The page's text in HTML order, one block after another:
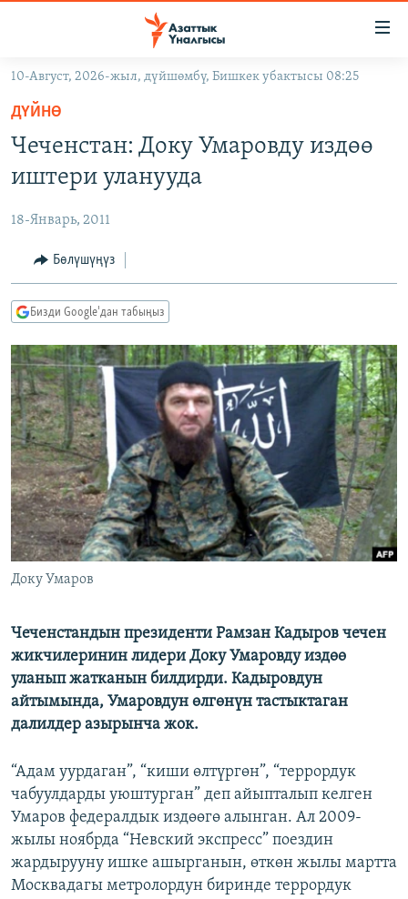
Навигацияга
өтүңүз
Издөөгө
салыңыз
ЖАҢЫЛЫКТАР
ЭКОНОМИКА
МАДАНИЯТ
БОРБОР АЗИЯ
УКРАИНА
АТАЙЫН ИЛИКТӨӨ
ТВ ПРОГРАММАЛАР
ЭКСПЕРТТЕР ТАЛДАЙТ
БИЗ ЖАНА ДҮЙНӨ
ДАНИСТЕ
ЭЖЕ-СИҢДИЛЕР
АЗАТТЫК+
ЫҢГАЙСЫЗ СУРООЛОР
ӨЗГӨЧӨ ПИКИР
Русский
ОНЛАЙН ШЕРИНЕ
ЭЕ/АРнун бардык сайттары
10-Август, 2026-жыл, дүйшөмбү, Бишкек убактысы 08:25
ДҮЙНӨ
Чеченстан: Доку Умаровду издөө
иштери уланууда
18-Январь, 2011
Бөлүшүңүз
Бизди Google'дан табыңыз
Доку Умаров
Чеченстандын президенти Рамзан Кадыров чечен
жикчилеринин лидери Доку Умаровду издөө
уланып жатканын билдирди. Кадыровдун
айтымында, Умаровдун өлгөнүн тастыктаган
далилдер азырынча жок.
“Адам уурдаган”, “киши өлтүргөн”, “террордук
чабуулдарды уюштурган” деп айыпталып келген
Умаров федералдык издөөгө алынган. Ал 2009-
жылы ноябрда “Невский экспресс” поездин
жардырууну ишке ашырганын, өткөн жылы мартта
Москвадагы метролордун биринде террордук